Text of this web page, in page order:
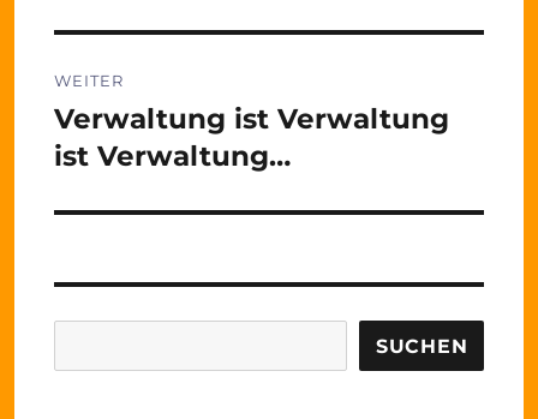
WEITER
Nächster
Beitrag:
Verwaltung ist Verwaltung
ist Verwaltung…
SUCHEN